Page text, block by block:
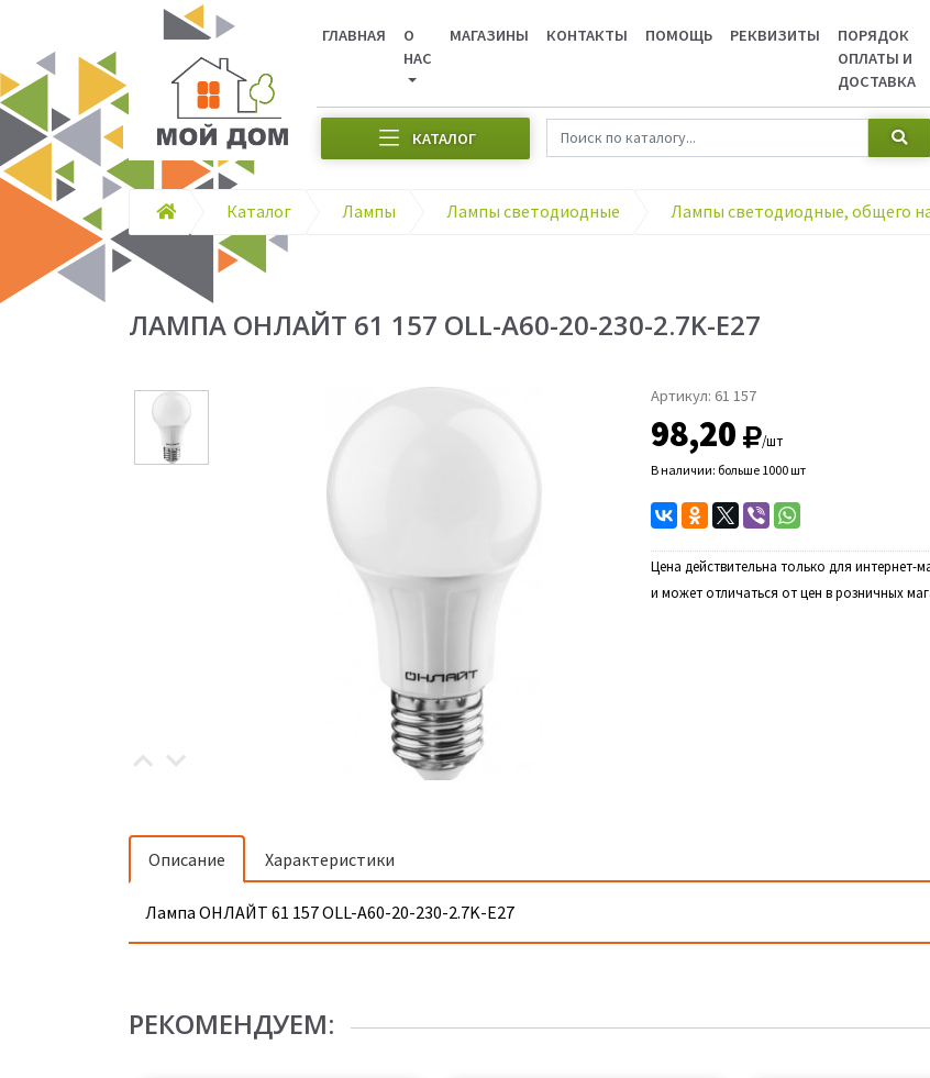
ГЛАВНАЯ
О
НАС
МАГАЗИНЫ КОНТАКТЫ ПОМОЩЬ РЕКВИЗИТЫ
ПОРЯДОК
ОПЛАТЫ И
ДОСТАВКА
КАТАЛОГ
Каталог Лампы Лампы светодиодные
ЛАМПА ОНЛАЙТ 61 157 ОLL-A60-20-230-2.7K-E27
Артикул: 61 157
98,20 /шт
В наличии: больше 1000 шт
Цена действительна только для интернет-
и может отличаться от цен в розничных
Описание Характеристики
Лампа ОНЛАЙТ 61 157 ОLL-A60-20-230-2.7K-E27
РЕКОМЕНДУЕМ: